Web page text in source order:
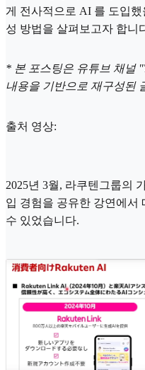
게 전사적으로 AI 를 도입
성 방법을 살펴보고자 합니
* 본 포스팅은 유튜브 채널
내용을 기반으로 재구성된
출처 영상:
2025년 3월, 라쿠텐그룹의
입 경험을 공유한 강연에서
수 있었습니다.